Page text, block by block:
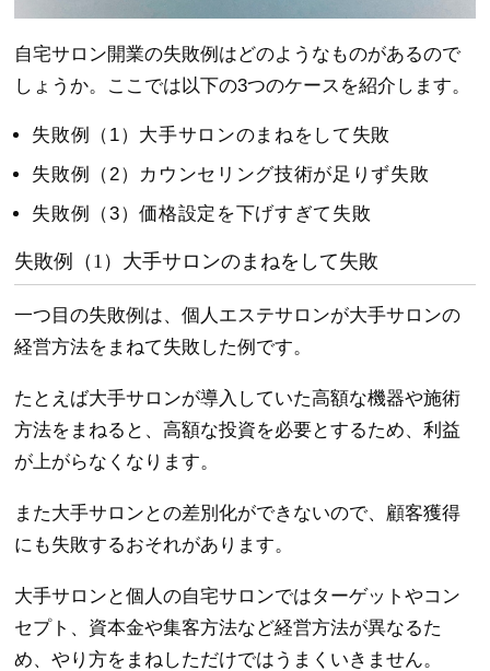
自宅サロン開業の失敗例はどのようなものがあるので
しょうか。ここでは以下の3つのケースを紹介します。
失敗例（1）大手サロンのまねをして失敗
失敗例（2）カウンセリング技術が足りず失敗
失敗例（3）価格設定を下げすぎて失敗
失敗例（1）大手サロンのまねをして失敗
一つ目の失敗例は、個人エステサロンが大手サロンの
経営方法をまねて失敗した例です。
たとえば大手サロンが導入していた高額な機器や施術
方法をまねると、高額な投資を必要とするため、利益
が上がらなくなります。
また大手サロンとの差別化ができないので、顧客獲得
にも失敗するおそれがあります。
大手サロンと個人の自宅サロンではターゲットやコン
セプト、資本金や集客方法など経営方法が異なるた
め、やり方をまねしただけではうまくいきません。